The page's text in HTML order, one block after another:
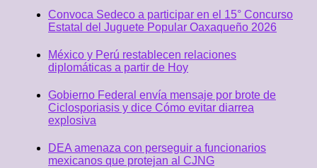
Convoca Sedeco a participar en el 15° Concurso
Estatal del Juguete Popular Oaxaqueño 2026
México y Perú restablecen relaciones
diplomáticas a partir de Hoy
Gobierno Federal envía mensaje por brote de
Ciclosporiasis y dice Cómo evitar diarrea
explosiva
DEA amenaza con perseguir a funcionarios
mexicanos que protejan al CJNG